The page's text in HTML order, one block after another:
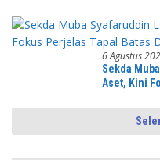
6 Agustus
Sekda
Aset, Kini